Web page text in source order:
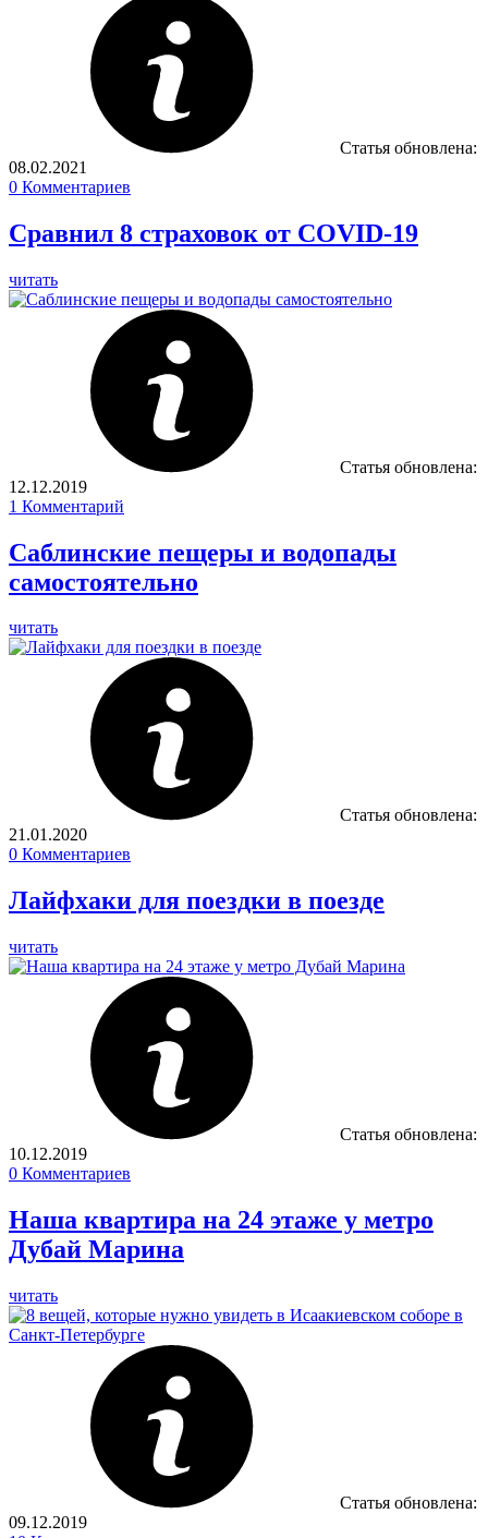
Статья обновлена:
08.02.2021
0 Комментариев
Сравнил 8 страховок от COVID-19
читать
Статья обновлена:
12.12.2019
1 Комментарий
Саблинские пещеры и водопады
самостоятельно
читать
Статья обновлена:
21.01.2020
0 Комментариев
Лайфхаки для поездки в поезде
читать
Статья обновлена:
10.12.2019
0 Комментариев
Наша квартира на 24 этаже у метро
Дубай Марина
читать
Статья обновлена:
09.12.2019